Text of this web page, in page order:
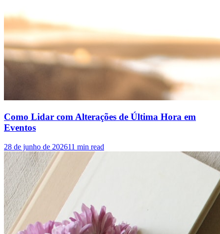
Como Lidar com Alterações de Última Hora em
Eventos
28 de junho de 202611 min read